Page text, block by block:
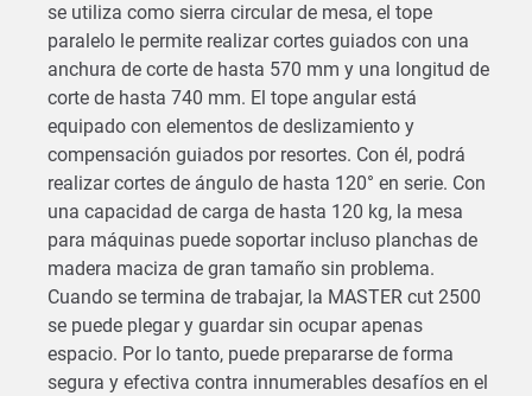
se utiliza como sierra circular de mesa, el tope
paralelo le permite realizar cortes guiados con una
anchura de corte de hasta 570 mm y una longitud de
corte de hasta 740 mm. El tope angular está
equipado con elementos de deslizamiento y
compensación guiados por resortes. Con él, podrá
realizar cortes de ángulo de hasta 120° en serie. Con
una capacidad de carga de hasta 120 kg, la mesa
para máquinas puede soportar incluso planchas de
madera maciza de gran tamaño sin problema.
Cuando se termina de trabajar, la MASTER cut 2500
se puede plegar y guardar sin ocupar apenas
espacio. Por lo tanto, puede prepararse de forma
segura y efectiva contra innumerables desafíos en el